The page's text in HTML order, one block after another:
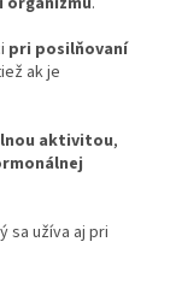
pri posilňovaní
ak je
aktivitou,
sa užíva aj pri